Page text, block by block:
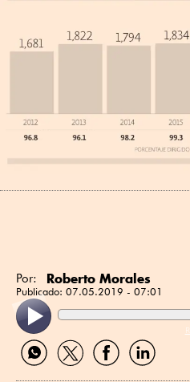
Por: Roberto Morales
Publicado: 07.05.2019 - 07:01
Compartir
por
Compartir
por
Compartir
por
Compartir
por